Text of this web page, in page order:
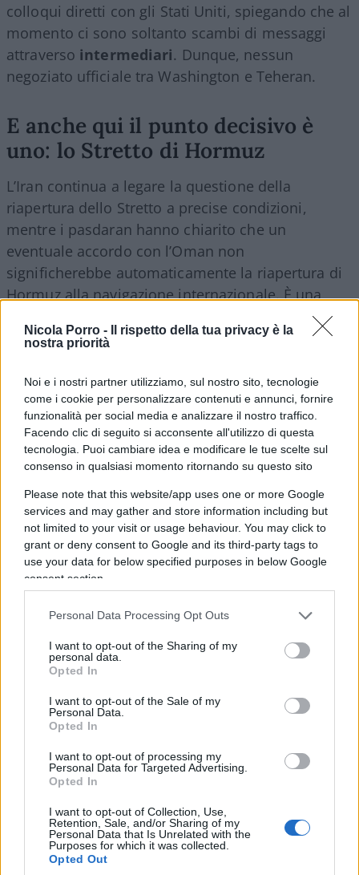
Nicola Porro -
Il rispetto della tua privacy è la
nostra priorità
Noi e i nostri partner utilizziamo, sul nostro sito, tecnologie
come i cookie per personalizzare contenuti e annunci, fornire
funzionalità per social media e analizzare il nostro traffico.
Facendo clic di seguito si acconsente all'utilizzo di questa
tecnologia. Puoi cambiare idea e modificare le tue scelte sul
consenso in qualsiasi momento ritornando su questo sito
Please note that this website/app uses one or more Google
services and may gather and store information including but
not limited to your visit or usage behaviour. You may click to
grant or deny consent to Google and its third-party tags to
use your data for below specified purposes in below Google
consent section.
Personal Data Processing Opt Outs
I want to opt-out of the Sharing of my
personal data.
Opted In
I want to opt-out of the Sale of my
Personal Data.
Opted In
I want to opt-out of processing my
Personal Data for Targeted Advertising.
Opted In
I want to opt-out of Collection, Use,
Retention, Sale, and/or Sharing of my
Personal Data that Is Unrelated with the
Purposes for which it was collected.
Opted Out
colloqui diretti con gli Stati Uniti, spiegando che al
momento ci sono soltanto scambi di messaggi
attraverso intermediari. Dunque, nessun
negoziato ufficiale tra Washington e Teheran.
E anche qui il punto decisivo è
uno: lo Stretto di Hormuz
L’Iran continua a legare la questione della
riapertura dello Stretto a precise condizioni,
mentre i pasdaran hanno chiarito che un
eventuale accordo con l’Oman non
significherebbe automaticamente la riapertura di
Hormuz alla navigazione internazionale. È una
partita enorme, perché Hormuz non è un dettaglio
geografico qualsiasi. È uno dei principali snodi
navigazione può avere conseguenze ben oltre il
Medio Oriente. Donald Trump, secondo quanto
riportato dal Wall Street Journal, starebbe
valutando persino la possibilità di dichiarare una
vittoria sull’Iran senza necessariamente arrivare
subito a un accordo definitivo sul nucleare. Ma
anche in questo caso resta un problema: Teheran
non sembra intenzionata a concedere facilmente
ciò che Washington pretende.
Due crisi, un’unica partita
Gaza e Iran sono formalmente due dossier